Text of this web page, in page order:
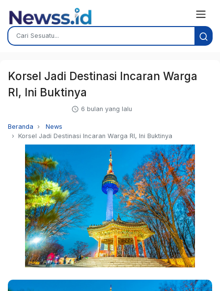
Korsel Jadi Destinasi Incaran Warga
RI, Ini Buktinya
6 bulan yang lalu
Beranda
News
Korsel Jadi Destinasi Incaran Warga RI, Ini Buktinya